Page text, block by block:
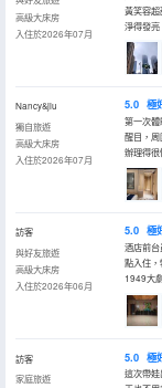
高級大床房
入住於2026年07月
黃笑容
淨得發亮
Nancy&jiu
獨自旅遊
高級大床房
入住於2026年07月
5.0 極
第一次
醒目，
辦理得很
訪客
與好友旅遊
高級大床房
入住於2026年06月
5.0 極
酒店前
點入住
1949大
訪客
家庭旅遊
5.0 極
這次帶